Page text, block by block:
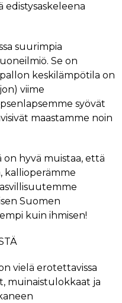
suurimpia
Se on
keskilämpötila on
viime
syövät
maastamme noin
on hyvä muistaa, että
kallioperämme
Suomen
kuin ihmisen!
vielä erotettavissa
muinaistulokkaat ja